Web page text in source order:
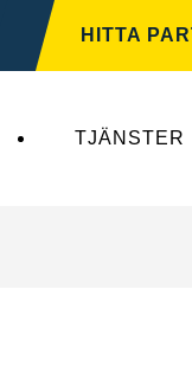
HITTA
TJÄNSTER